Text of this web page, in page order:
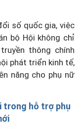
số quốc gia, việc
bộ Hội không chỉ
thông chính
phát triển kinh tế,
năng cho phụ nữ
trong hỗ trợ phụ